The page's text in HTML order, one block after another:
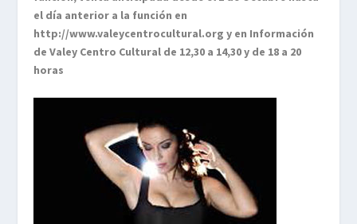
el día anterior a la función en
http://www.valeycentrocultural.org y en Información
de Valey Centro Cultural de 12,30 a 14,30 y de 18 a 20
horas